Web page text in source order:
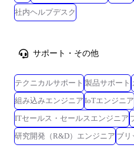
社内ヘルプデスク
サポート・その他
テクニカルサポート 製品サポート
組み込みエンジニア IoTエンジニア
ITセールス・セールスエンジニア
研究開発（R&D）エンジニア ブリ